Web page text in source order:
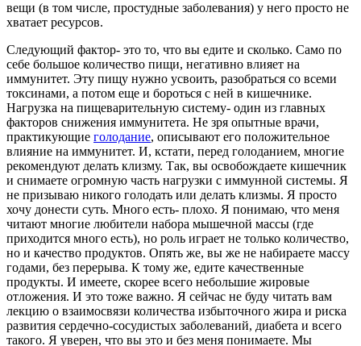
вещи (в том числе, простудные заболевания) у него просто не
хватает ресурсов.
Следующий фактор- это то, что вы едите и сколько. Само по
себе большое количество пищи, негативно влияет на
иммунитет. Эту пищу нужно усвоить, разобраться со всеми
токсинами, а потом еще и бороться с ней в кишечнике.
Нагрузка на пищеварительную систему- один из главных
факторов снижения иммунитета. Не зря опытные врачи,
практикующие голодание, описывают его положительное
влияние на иммунитет. И, кстати, перед голоданием, многие
рекомендуют делать клизму. Так, вы освобождаете кишечник
и снимаете огромную часть нагрузки с иммунной системы. Я
не призываю никого голодать или делать клизмы. Я просто
хочу донести суть. Много есть- плохо. Я понимаю, что меня
читают многие любители набора мышечной массы (где
приходится много есть), но роль играет не только количество,
но и качество продуктов. Опять же, вы же не набираете массу
годами, без перерыва. К тому же, едите качественные
продукты. И имеете, скорее всего небольшие жировые
отложения. И это тоже важно. Я сейчас не буду читать вам
лекцию о взаимосвязи количества избыточного жира и риска
развития сердечно-сосудистых заболеваний, диабета и всего
такого. Я уверен, что вы это и без меня понимаете. Мы